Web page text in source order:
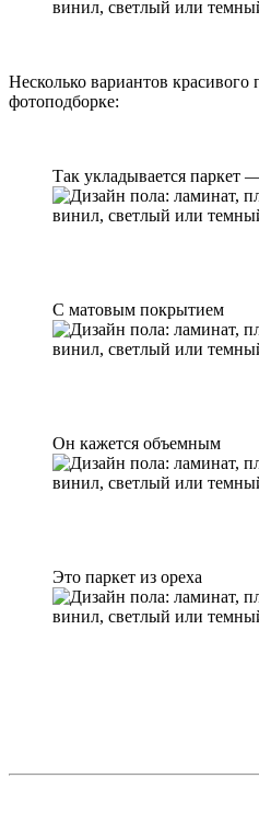
Несколько вариантов
фотоподборке:
Так укладывается паркет
С матовым покрытием
Он кажется объемным
Это паркет из ореха